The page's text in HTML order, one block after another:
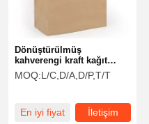
VR Gösterisi Hakkımızda
Bize Ulaşın Haberler
Dönüştürülmüş
kahverengi kraft kağıt
torbası, bükülmüş / düz
kolu, güçlü kahverengi
MOQ:L/C,D/A,D/P,T/T
En iyi fiyat İletişim